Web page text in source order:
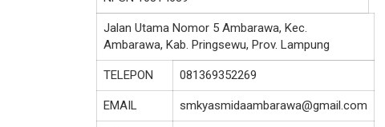
Jalan Utama Nomor 5 Ambarawa, Kec.
Ambarawa, Kab. Pringsewu, Prov. Lampung
TELEPON 081369352269
EMAIL smkyasmidaambarawa@gmail.com